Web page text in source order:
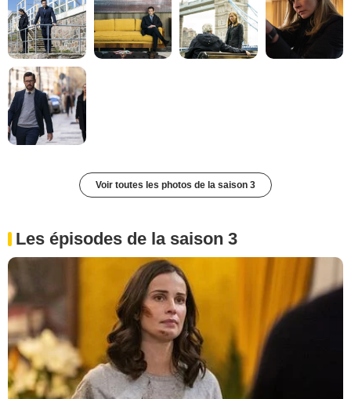
Voir toutes les photos de la saison 3
Les épisodes de la saison 3